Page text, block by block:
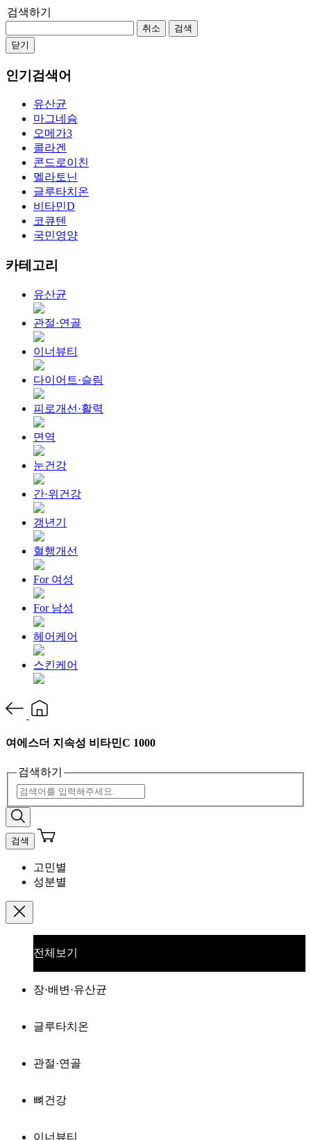
검색하기
취소
검색
닫기
인기검색어
유산균
마그네슘
오메가3
콜라겐
콘드로이친
멜라토닌
글루타치온
비타민D
코큐텐
국민영양
카테고리
유산균
관절·연골
이너뷰티
다이어트·슬림
피로개선·활력
면역
눈건강
간·위건강
갱년기
혈행개선
For 여성
For 남성
헤어케어
스킨케어
여에스더 지속성 비타민C 1000
검색하기
검색
고민별
성분별
전체보기
장·배변·유산균
글루타치온
관절·연골
뼈건강
이너뷰티